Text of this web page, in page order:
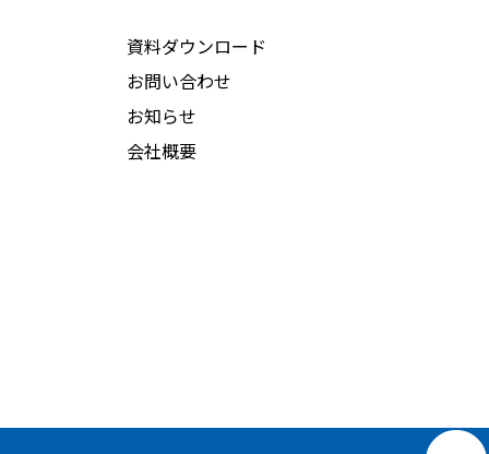
資料ダウンロード
お問い合わせ
お知らせ
会社概要